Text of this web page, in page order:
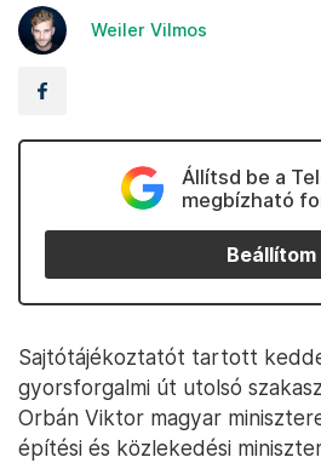
Weiler Vilmos
Állítsd be a
megbízható
Beállítom
Sajtótájékoztatót tartott
gyorsforgalmi út utolsó
Orbán Viktor magyar
építési és közlekedési